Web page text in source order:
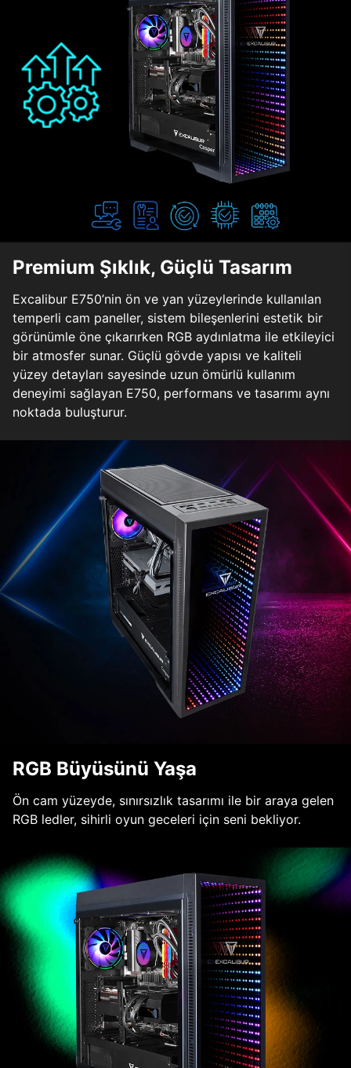
Premium Şıklık, Güçlü Tasarım
Excalibur E750’nin ön ve yan yüzeylerinde kullanılan
temperli cam paneller, sistem bileşenlerini estetik bir
görünümle öne çıkarırken RGB aydınlatma ile etkileyici
bir atmosfer sunar. Güçlü gövde yapısı ve kaliteli
yüzey detayları sayesinde uzun ömürlü kullanım
deneyimi sağlayan E750, performans ve tasarımı aynı
noktada buluşturur.
RGB Büyüsünü Yaşa
Ön cam yüzeyde, sınırsızlık tasarımı ile bir araya gelen
RGB ledler, sihirli oyun geceleri için seni bekliyor.